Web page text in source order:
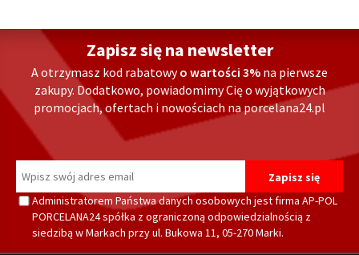
Zapisz się na newsletter
A otrzymasz kod rabatowyo wartości 3% na pierwsze
zakupy. Dodatkowo, powiadomimy Cię o wyjątkowych
promocjach, ofertach i nowościach na porcelana24.pl
Administratorem Państwa danych osobowych jest firma AP-POL
PORCELANA24 spółka z ograniczoną odpowiedzialnością z
siedzibą w Markach przy ul. Bukowa 11, 05-270 Marki.